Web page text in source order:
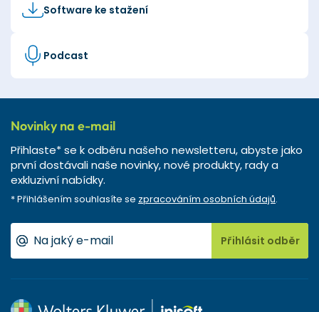
Software ke stažení
Podcast
Novinky na e-mail
Přihlaste* se k odběru našeho newsletteru, abyste jako
první dostávali naše novinky, nové produkty, rady a
exkluzivní nabídky.
* Přihlášením souhlasíte se zpracováním osobních údajů.
Přihlásit odběr